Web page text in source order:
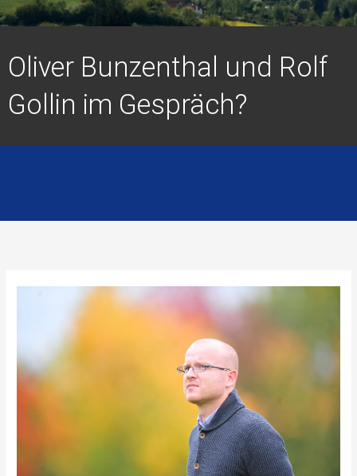
Oliver Bunzenthal und Rolf
Gollin im Gespräch?